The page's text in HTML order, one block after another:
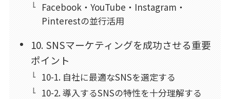
Facebook・YouTube・Instagram・
Pinterestの並行活用
10. SNSマーケティングを成功させる重要
ポイント
10-1. 自社に最適なSNSを選定する
10-2. 導入するSNSの特性を十分理解する